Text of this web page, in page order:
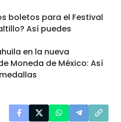
boletos para el Festival
Así puedes
en la nueva
Moneda de México: Así